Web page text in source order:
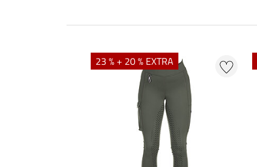
23 % + 20 % EXTRA